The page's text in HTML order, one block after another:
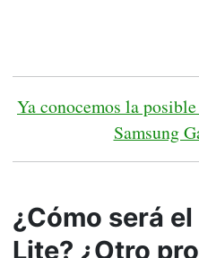
Ya conocemos la
Samsung
¿Cómo será
Lite? ¿Otro